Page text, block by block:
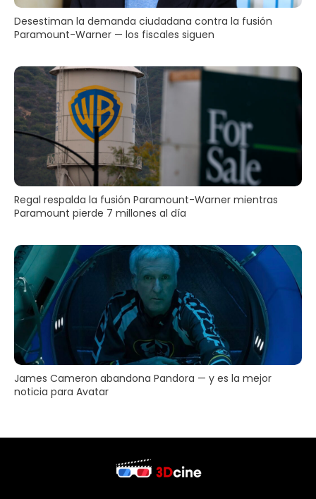
Desestiman la demanda ciudadana contra la fusión
Paramount-Warner — los fiscales siguen
Regal respalda la fusión Paramount-Warner mientras
Paramount pierde 7 millones al día
James Cameron abandona Pandora — y es la mejor
noticia para Avatar